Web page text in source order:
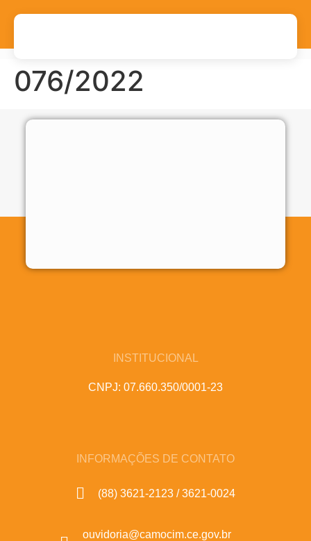
076/2022
INSTITUCIONAL
CNPJ: 07.660.350/0001-23
INFORMAÇÕES DE CONTATO
(88) 3621-2123 / 3621-0024
ouvidoria@camocim.ce.gov.br